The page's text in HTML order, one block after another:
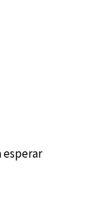
esperar